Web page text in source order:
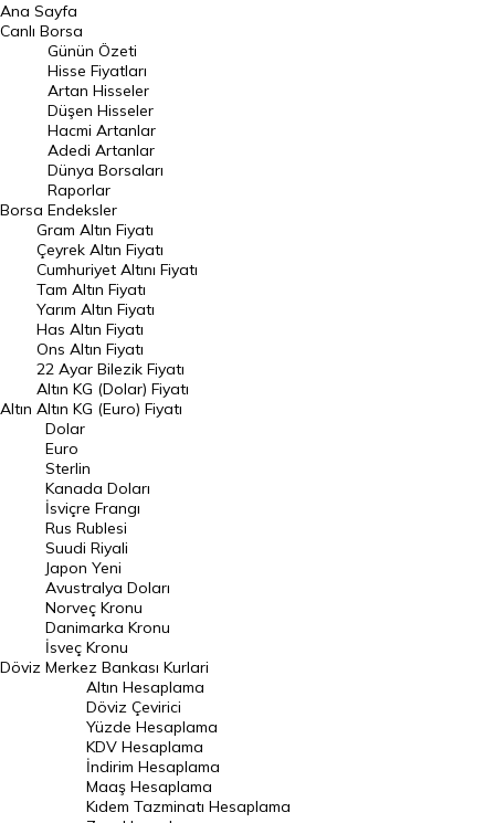
BIST 100 Hisseleri
En Çok Artan Hisseler
En Çok Düşen Hisseler
Hacmi Artanlar
Geçmiş Kapanışlar
Dünya Borsaları
Raporlar
Endeksler
DÖVİZ
Döviz Kuru
Dolar Kuru
Euro Kuru
Pound Kuru
Frank Kuru
Riyal Kuru
Avustralya Doları
Danimarka Kronu Kuru
Kanada Doları Kuru
Norveç Kronu Kuru
İsveç Kronu Kuru
Japon Yeni Kuru
Serbest Piyasa Döviz Kurları
Merkez Bankası Döviz Kurları
Ana Sayfa
Canlı Borsa
Borsa
Günün Özeti
Hisse Fiyatları
Artan Hisseler
Düşen Hisseler
Hacmi Artanlar
Adedi Artanlar
Dünya Borsaları
Raporlar
Endeksler
Altın
Gram Altın Fiyatı
Çeyrek Altın Fiyatı
Cumhuriyet Altını Fiyatı
Tam Altın Fiyatı
Yarım Altın Fiyatı
Has Altın Fiyatı
Ons Altın Fiyatı
22 Ayar Bilezik Fiyatı
Altın KG (Dolar) Fiyatı
Altın KG (Euro) Fiyatı
Döviz
Dolar
Euro
Sterlin
Kanada Doları
İsviçre Frangı
Rus Rublesi
Suudi Riyali
Japon Yeni
Avustralya Doları
Norveç Kronu
Danimarka Kronu
İsveç Kronu
Merkez Bankası Kurlari
Altın Hesaplama
Döviz Çevirici
Yüzde Hesaplama
KDV Hesaplama
İndirim Hesaplama
Maaş Hesaplama
Kıdem Tazminatı Hesaplama